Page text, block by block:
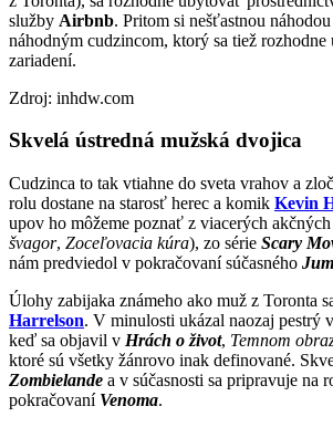
služby Airbnb. Pritom si nešťastnou náhodou
náhodným cudzincom, ktorý sa tiež
zariadení.
Zdroj: inhdw.com
Skvelá ústredná mužská dvojica
Cudzinca to tak vtiahne do sveta vrahov a
rolu dostane na starosť herec a komik Kevin
upov ho môžeme poznať z viacerých
švagor, Zoceľovacia kúra), zo série Scary
nám predviedol v pokračovaní súčasného
Úlohy zabijaka známeho ako muž z Toronta
Harrelson. V minulosti ukázal naozaj pestrý
keď sa objavil v Hrách o život, Temnom
ktoré sú všetky žánrovo inak definované.
Zombielande a v súčasnosti sa pripravuje na
pokračovaní Venoma.